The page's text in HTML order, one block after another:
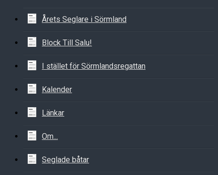
Årets Seglare i Sörmland
Block Till Salu!
I stället för Sörmlandsregattan
Kalender
Länkar
Om...
Seglade båtar